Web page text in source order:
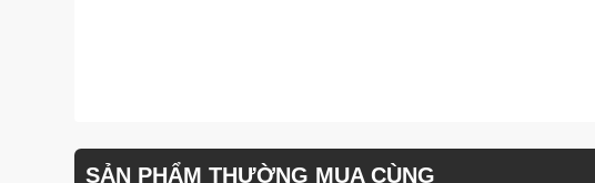
SẢN PHẨM THƯỜNG MUA CÙNG